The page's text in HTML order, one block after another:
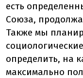
есть
Союза,
Также мы
определить, на
максимально